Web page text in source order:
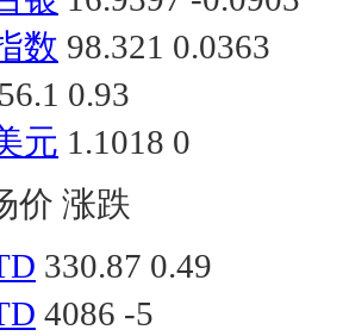
数 98.321 0.0363
56.1 0.93
元 1.1018 0
价 涨跌
330.87 0.49
4086 -5